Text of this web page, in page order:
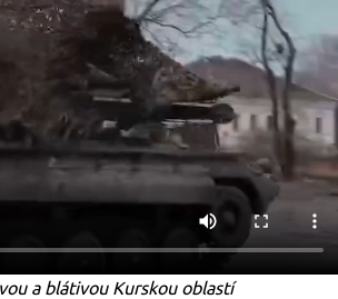
a blátivou Kurskou oblastí